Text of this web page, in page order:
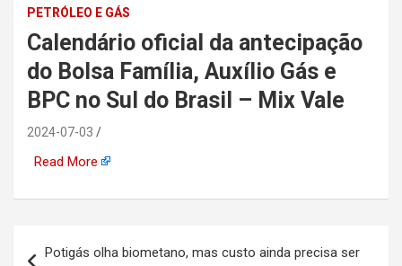
tecnologia, indústria
automotiva, mineração,
indústria naval, etc
PETRÓLEO E GÁS
Calendário oficial da antecipação
do Bolsa Família, Auxílio Gás e
BPC no Sul do Brasil – Mix Vale
2024-07-03
Read More
Potigás olha biometano, mas custo ainda precisa ser